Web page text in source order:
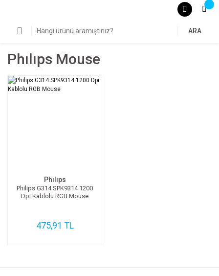
ARA
Phılıps Mouse
Phılıps
Philips G314 SPK9314 1200
Dpi Kablolu RGB Mouse
475,91 TL